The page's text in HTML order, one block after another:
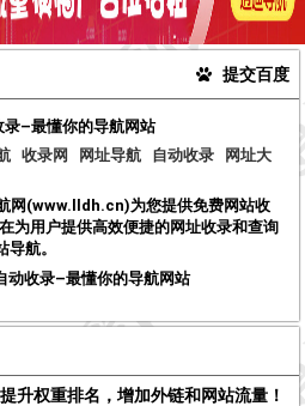
提交百度
–最懂你的导航网站
收录网 网址导航 自动收录
网址大
网(www.lldh.cn)为您提供免费网站收
为用户提供高效便捷的网址收录和查询
航。
升权重排名，增加外链和网站流量！